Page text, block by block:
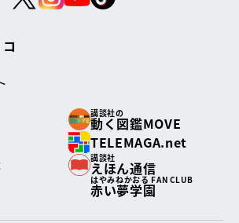
講談社の
動く図鑑MOVE
TELEMAGA.net
講談社
えほん通信
はやみねかおる FAN CLUB
赤い夢学園